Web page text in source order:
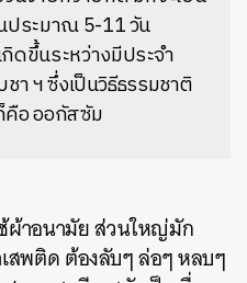
ประมาณ 5-11 วัน
ดขึ้นระหว่างมีประจำ
า ฯ ซึ่งเป็นวิธีธรรมชาติ
คือ ออกัสซัม
ผ้าอนามัย ส่วนใหญ่มัก
สพติด ต้องลับๆ ล่อๆ หลบๆ